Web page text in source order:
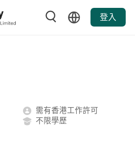
登入
需有香港工作許可
不限學歷